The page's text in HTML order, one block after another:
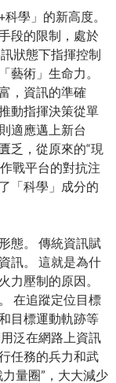
學」的新高度。
段的限制，處於
狀態下指揮控制
藝術」生命力。
，資訊的準確
動指揮決策從單
適應邁上新台
乏，從原來的“現
戰平台的對抗注
「科學」成分的
態。 傳統資訊賦
訊。 這就是為什
力壓制的原因。
在追蹤定位目標
目標運動軌跡等
泛在網路上資訊
任務的兵力和武
量圈”，大大減少